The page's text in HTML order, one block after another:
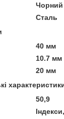
Чорний
Сталь
40 мм
10.7 мм
20 мм
50,9